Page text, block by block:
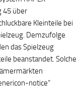
45 über
Kleinteile bei
Demzufolge
das Spielzeug
beanstandet. Solche
notice“